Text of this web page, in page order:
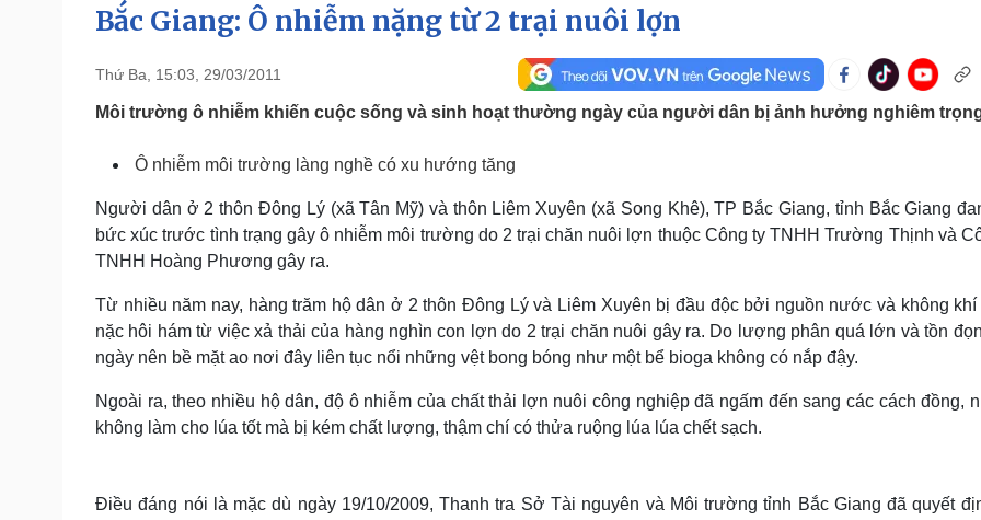
Nhận diện sự thật
Dấu ấn VOV
Pháp luật
Tin nóng
Quân sự - Quốc phòng
Việt Nam
Thể thao
eSports
Hậu trường
Ô tô - Xe máy
Sức khỏe
Dinh dưỡng - món ngon
Sản phụ khoa
Nhi khoa
Làm đẹp - giảm cân
Phòng mạch online
Đời sống
Nhà đẹp
Blog
Tình yêu - Gia đình
Sân khấu - Điện ảnh
Âm nhạc
Di sản
Nghệ sĩ
Thời trang
Sao Việt
Cải chính
Bắc Giang: Ô nhiễm nặng từ 2 trại nuôi lợn
Thứ Ba, 15:03, 29/03/2011
Môi trường ô nhiễm khiến cuộc sống và sinh hoạt thường ngày của người dân bị ảnh hưởng nghiêm
Ô nhiễm môi trường làng nghề có xu hướng tăng
Người dân ở 2 thôn Đông Lý (xã Tân Mỹ) và thôn Liêm Xuyên (xã Song Khê), TP Bắc Giang, tỉnh Bắc Giang
bức xúc trước tình trạng gây ô nhiễm môi trường do 2 trại chăn nuôi lợn thuộc Công ty TNHH Trường Thịnh và
TNHH Hoàng Phương gây ra.
Từ nhiều năm nay, hàng trăm hộ dân ở 2 thôn Đông Lý và Liêm Xuyên bị đầu độc bởi nguồn nước và không khí
nặc hôi hám từ việc xả thải của hàng nghìn con lợn do 2 trại chăn nuôi gây ra. Do lượng phân quá lớn và tồn
ngày nên bề mặt ao nơi đây liên tục nổi những vệt bong bóng như một bể bioga không có nắp đậy.
Ngoài ra, theo nhiều hộ dân, độ ô nhiễm của chất thải lợn nuôi công nghiệp đã ngấm đến sang các cách đồng,
không làm cho lúa tốt mà bị kém chất lượng, thậm chí có thửa ruộng lúa lúa chết sạch.
Điều đáng nói là mặc dù ngày 19/10/2009, Thanh tra Sở Tài nguyên và Môi trường tỉnh Bắc Giang đã quyết